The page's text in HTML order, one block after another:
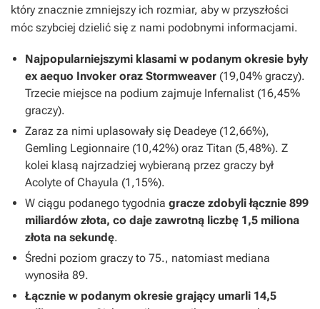
który znacznie zmniejszy ich rozmiar, aby w przyszłości
móc szybciej dzielić się z nami podobnymi informacjami.
Najpopularniejszymi klasami w podanym okresie były
ex aequo Invoker oraz Stormweaver (19,04% graczy).
Trzecie miejsce na podium zajmuje Infernalist (16,45%
graczy).
Zaraz za nimi uplasowały się Deadeye (12,66%),
Gemling Legionnaire (10,42%) oraz Titan (5,48%). Z
kolei klasą najrzadziej wybieraną przez graczy był
Acolyte of Chayula (1,15%).
W ciągu podanego tygodnia gracze zdobyli łącznie 899
miliardów złota, co daje zawrotną liczbę 1,5 miliona
złota na sekundę.
Średni poziom graczy to 75., natomiast mediana
wynosiła 89.
Łącznie w podanym okresie grający umarli 14,5